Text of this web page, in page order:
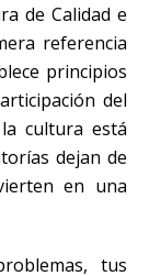
de Calidad e
referencia
principios
del
cultura está
dejan de
en una
tus